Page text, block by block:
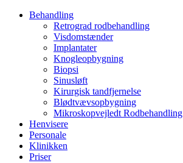
Behandling
Retrograd rodbehandling
Visdomstænder
Implantater
Knogleopbygning
Biopsi
Sinusløft
Kirurgisk tandfjernelse
Blødtvævsopbygning
Mikroskopvejledt Rodbehandling
Henvisere
Personale
Klinikken
Priser